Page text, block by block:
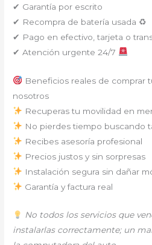
✔ Garantía por escrito
✔ Recompra de batería usada ♻
✔ Pago en efectivo, tarjeta o
✔ Atención urgente 24/7
Beneficios reales de comprar
nosotros
Recuperas tu movilidad en
No pierdes tiempo buscando
Recibes asesoría profesional
Precios justos y sin sorpresas
Instalación segura sin dañar
Garantía y factura real
No todos los servicios que
instalarlas correctamente; un